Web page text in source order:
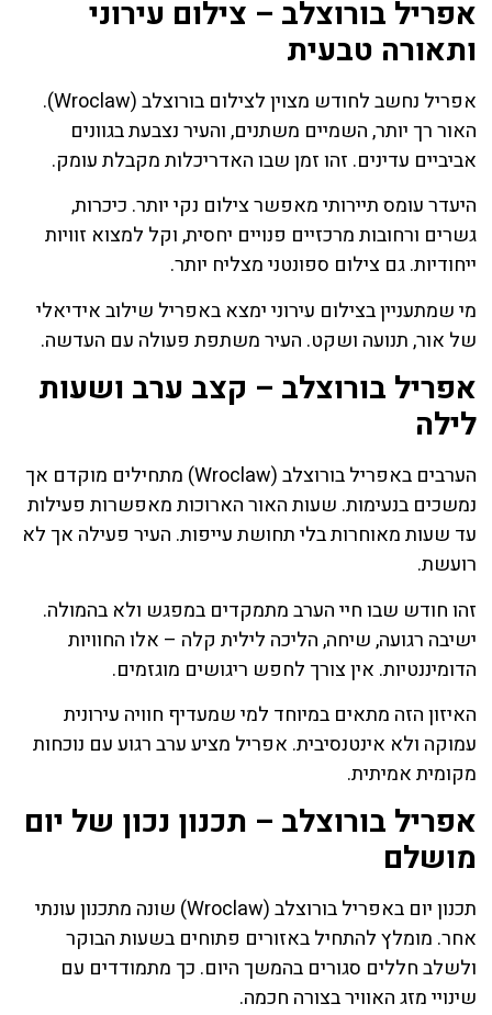
אפריל בורוצלב – צילום עירוני
ותאורה טבעית
אפריל נחשב לחודש מצוין לצילום בורוצלב (Wroclaw).
האור רך יותר, השמיים משתנים, והעיר נצבעת בגוונים
אביביים עדינים. זהו זמן שבו האדריכלות מקבלת עומק.
היעדר עומס תיירותי מאפשר צילום נקי יותר. כיכרות,
גשרים ורחובות מרכזיים פנויים יחסית, וקל למצוא זוויות
ייחודיות. גם צילום ספונטני מצליח יותר.
מי שמתעניין בצילום עירוני ימצא באפריל שילוב אידיאלי
של אור, תנועה ושקט. העיר משתפת פעולה עם העדשה.
אפריל בורוצלב – קצב ערב ושעות
לילה
הערבים באפריל בורוצלב (Wroclaw) מתחילים מוקדם אך
נמשכים בנעימות. שעות האור הארוכות מאפשרות פעילות
עד שעות מאוחרות בלי תחושת עייפות. העיר פעילה אך לא
רועשת.
זהו חודש שבו חיי הערב מתמקדים במפגש ולא בהמולה.
ישיבה רגועה, שיחה, הליכה לילית קלה – אלו החוויות
הדומיננטיות. אין צורך לחפש ריגושים מוגזמים.
האיזון הזה מתאים במיוחד למי שמעדיף חוויה עירונית
עמוקה ולא אינטנסיבית. אפריל מציע ערב רגוע עם נוכחות
מקומית אמיתית.
אפריל בורוצלב – תכנון נכון של יום
מושלם
תכנון יום באפריל בורוצלב (Wroclaw) שונה מתכנון עונתי
אחר. מומלץ להתחיל באזורים פתוחים בשעות הבוקר
ולשלב חללים סגורים בהמשך היום. כך מתמודדים עם
שינויי מזג האוויר בצורה חכמה.